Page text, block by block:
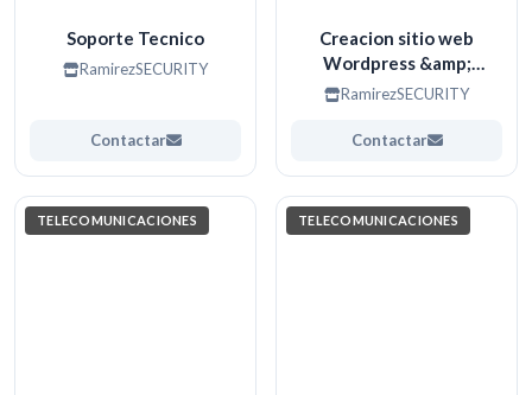
Soporte Tecnico
RamirezSECURITY
Contactar
Creacion sitio web
Wordpress &amp;
Codificacion
RamirezSECURITY
Contactar
TELECOMUNICACIONES TELECOMUNICACIONES